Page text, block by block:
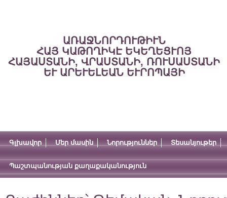
ԱՌԱՋՆՈՐԴՈՒԹԻՒՆ
ՀԱՅ ԿԱԹՈՂԻԿԷ ԵԿԵՂԵՑՒՈՅ
ՀԱՅԱՍՏԱՆԻ, ՎՐԱՍՏԱՆԻ, ՌՈՒՍԱՍՏԱՆԻ
ԵՒ ԱՐԵՒԵԼԵԱՆ ԵՒՐՈՊԱՅԻ
Գլխավոր Մեր մասին Նորություններ Տեսանյութեր
Պաշտպանության քաղաքականություն